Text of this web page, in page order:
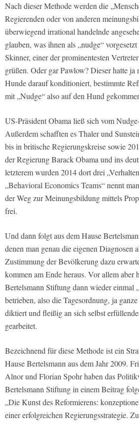
Nach dieser Methode werden die
Regierenden oder von anderen
überwiegend irrational handelnde
glauben, was ihnen als „nudge“
Skinner, einer der prominentesten
grüßen. Oder gar Pawlow? Dieser hatte
Hunde darauf konditioniert, bestimmte
mit „Nudge“ also auf den Hund
US-Präsident Obama ließ sich vom
Außerdem schafften es Thaler und
bis in britische Regierungskreise sowie
der Regierung Barack Obama und ins
letzterem wurden 2014 dort drei
„Behavioral Economics Teams“ nennt
der Weg zur Meinungsbildung mittels
frei.
Und dann folgt aus dem Hause
denen man genau die eigenen Diagnosen
Zustimmung der Bevölkerung dazu
kommen am Ende heraus. Vor allem aber
Bertelsmann Stiftung dann wieder einmal
betrieben, also die Tagesordnung, ja
diktiert und fleißig an sich selbst
gearbeitet.
Bezeichnend für diese Methode ist ein
Hause Bertelsmann aus dem Jahr 2009.
Alnor und Florian Spohr haben das
Bertelsmann Stiftung in einem Beitrag
„Die Kunst des Reformierens:
einer erfolgreichen Regierungsstrategie.